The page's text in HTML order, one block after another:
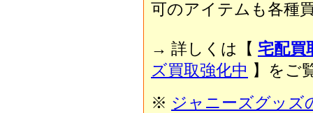
可のアイテムも各種
→ 詳しくは【 宅配買
ズ買取強化中 】をご
※ ジャニーズグッズ